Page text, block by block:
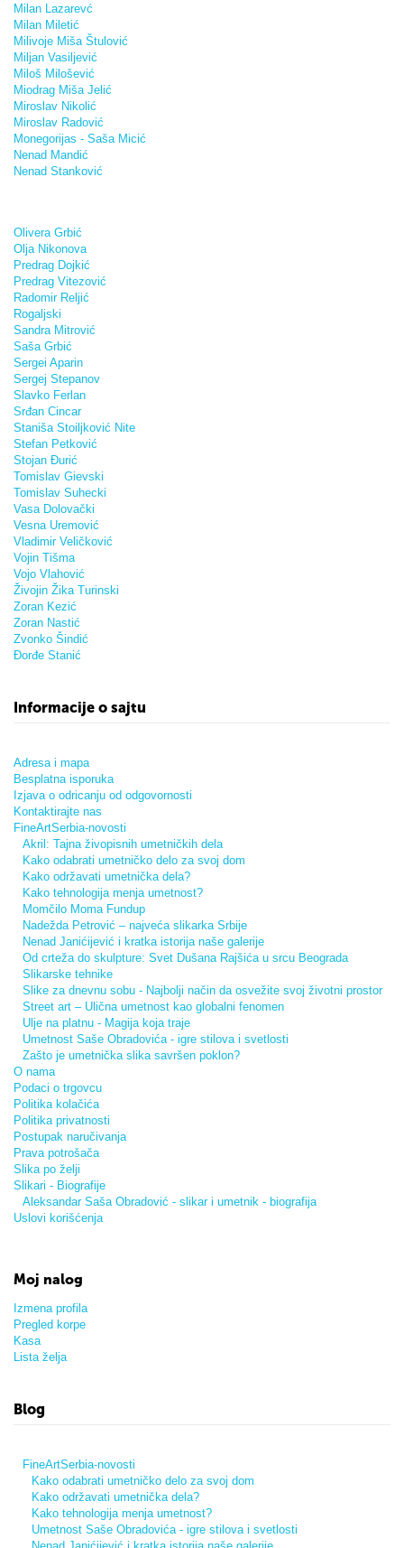
Milan Lazarevć
Milan Miletić
Milivoje Miša Štulović
Miljan Vasiljević
Miloš Milošević
Miodrag Miša Jelić
Miroslav Nikolić
Miroslav Radović
Monegorijas - Saša Micić
Nenad Mandić
Nenad Stanković
Olivera Grbić
Olja Nikonova
Predrag Dojkić
Predrag Vitezović
Radomir Reljić
Rogaljski
Sandra Mitrović
Saša Grbić
Sergei Aparin
Sergej Stepanov
Slavko Ferlan
Srđan Cincar
Staniša Stoiljković Nite
Stefan Petković
Stojan Đurić
Tomislav Gievski
Tomislav Suhecki
Vasa Dolovački
Vesna Uremović
Vladimir Veličković
Vojin Tišma
Vojo Vlahović
Živojin Žika Turinski
Zoran Kezić
Zoran Nastić
Zvonko Šindić
Đorđe Stanić
Informacije o sajtu
Adresa i mapa
Besplatna isporuka
Izjava o odricanju od odgovornosti
Kontaktirajte nas
FineArtSerbia-novosti
Akril: Tajna živopisnih umetničkih dela
Kako odabrati umetničko delo za svoj dom
Kako održavati umetnička dela?
Kako tehnologija menja umetnost?
Momčilo Moma Fundup
Nadežda Petrović – najveća slikarka Srbije
Nenad Janićijević i kratka istorija naše galerije
Od crteža do skulpture: Svet Dušana Rajšića u srcu Beograda
Slikarske tehnike
Slike za dnevnu sobu - Najbolji način da osvežite svoj životni prostor
Street art – Ulična umetnost kao globalni fenomen
Ulje na platnu - Magija koja traje
Umetnost Saše Obradovića - igre stilova i svetlosti
Zašto je umetnička slika savršen poklon?
O nama
Podaci o trgovcu
Politika kolačića
Politika privatnosti
Postupak naručivanja
Prava potrošača
Slika po želji
Slikari - Biografije
Aleksandar Saša Obradović - slikar i umetnik - biografija
Uslovi korišćenja
Moj nalog
Izmena profila
Pregled korpe
Kasa
Lista želja
Blog
FineArtSerbia-novosti
Kako odabrati umetničko delo za svoj dom
Kako održavati umetnička dela?
Kako tehnologija menja umetnost?
Umetnost Saše Obradovića - igre stilova i svetlosti